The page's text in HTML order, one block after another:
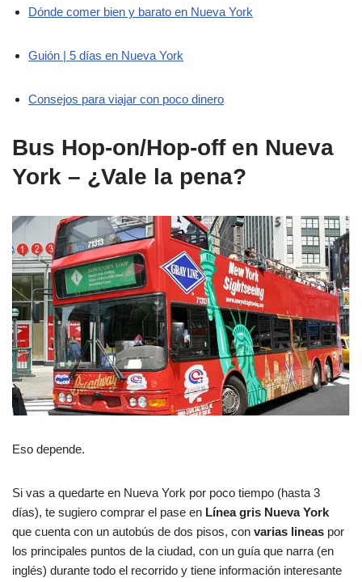
Dónde comer bien y barato en Nueva York
Guión | 5 días en Nueva York
Consejos para viajar con poco dinero
Bus Hop-on/Hop-off en Nueva
York – ¿Vale la pena?
Eso depende.
Si vas a quedarte en Nueva York por poco tiempo (hasta 3
días), te sugiero comprar el pase en Línea gris Nueva York
que cuenta con un autobús de dos pisos, con varias lineas por
los principales puntos de la ciudad, con un guía que narra (en
inglés) durante todo el recorrido y tiene información interesante